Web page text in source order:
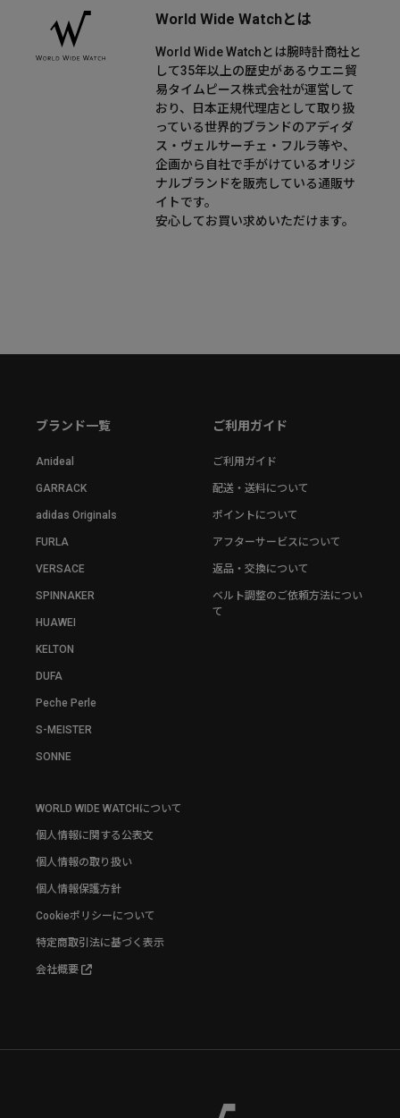
World Wide Watchとは
World Wide Watchとは腕時計商社と
して35年以上の歴史があるウエニ貿
易タイムピース株式会社が運営して
おり、日本正規代理店として取り扱
っている世界的ブランドのアディダ
ス・ヴェルサーチェ・フルラ等や、
企画から自社で手がけているオリジ
ナルブランドを販売している通販サ
イトです。
安心してお買い求めいただけます。
ブランド一覧
Anideal
GARRACK
adidas Originals
FURLA
VERSACE
SPINNAKER
HUAWEI
KELTON
DUFA
Peche Perle
S-MEISTER
SONNE
ご利用ガイド
ご利用ガイド
配送・送料について
ポイントについて
アフターサービスについて
返品・交換について
ベルト調整のご依頼方法につい
て
WORLD WIDE WATCHについて
個人情報に関する公表文
個人情報の取り扱い
個人情報保護方針
Cookieポリシーについて
特定商取引法に基づく表示
会社概要